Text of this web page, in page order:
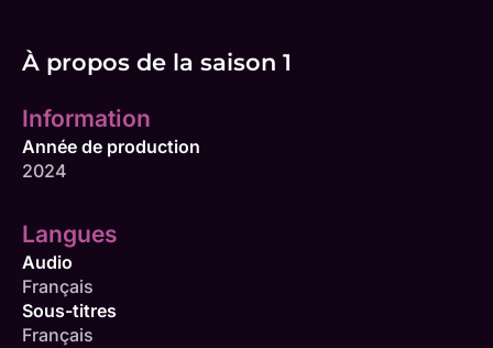
À propos de la saison 1
Information
Année de production
2024
Langues
Audio
Français
Sous-titres
Français